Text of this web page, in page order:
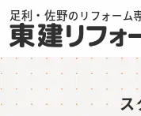
足利・佐野のリフォーム
ス